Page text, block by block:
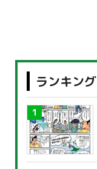
ランキング